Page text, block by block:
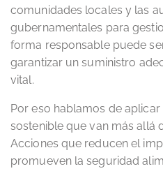
comunidades locales y las
gubernamentales para
forma responsable puede
garantizar un suministro
vital.
Por eso hablamos de
sostenible que van más allá
Acciones que reducen el
promueven la seguridad